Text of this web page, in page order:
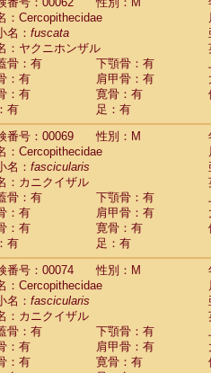
Cercopithecidae Colobus
Cercopithecidae Piliocolobus
Cercopithecidae Kasi senex
CercopithecidaeKasi senex
CercopithecidaeNasalis
CercopithecidaePresbytes
CercopithecidaePygathrix
Cercopithecidae
Cercopithecidae
Cercopithecidae
Cercopithecidae
Cercopithecidae
CercopithecidaeColobinae
Cercopithecidae
Cercopithecidae
HylobatidaeHoolock hoolock
HylobatidaeHylobates agilis
HylobatidaeHylobates klossii
Hylobatidae
HylobatidaeHylobates
Hylobatidae Hylobates
HylobatidaeHylobates
：Cercopithecidae
名： fuscata
：ヤクニホンザル
骨：有
下顎骨：有
：有
肩甲骨：有
：有
寛骨：有
有
足：有
番号：00069
性別：M
：Cercopithecidae
名： fascicularis
：カニクイザル
骨：有
下顎骨：有
：有
肩甲骨：有
：有
寛骨：有
有
足：有
番号：00074
性別：M
：Cercopithecidae
名： fascicularis
：カニクイザル
骨：有
下顎骨：有
：有
肩甲骨：有
：有
寛骨：有